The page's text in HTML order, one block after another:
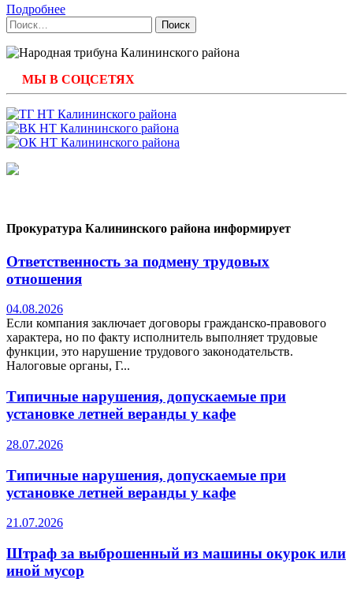
Подробнее
Найти:
МЫ В СОЦСЕТЯХ
Прокуратура Калининского района информирует
Ответственность за подмену трудовых
отношения
04.08.2026
Если компания заключает договоры гражданско-правового
характера, но по факту исполнитель выполняет трудовые
функции, это нарушение трудового законодательств.
Налоговые органы, Г...
Типичные нарушения, допускаемые при
установке летней веранды у кафе
28.07.2026
Типичные нарушения, допускаемые при
установке летней веранды у кафе
21.07.2026
Штраф за выброшенный из машины окурок или
иной мусор